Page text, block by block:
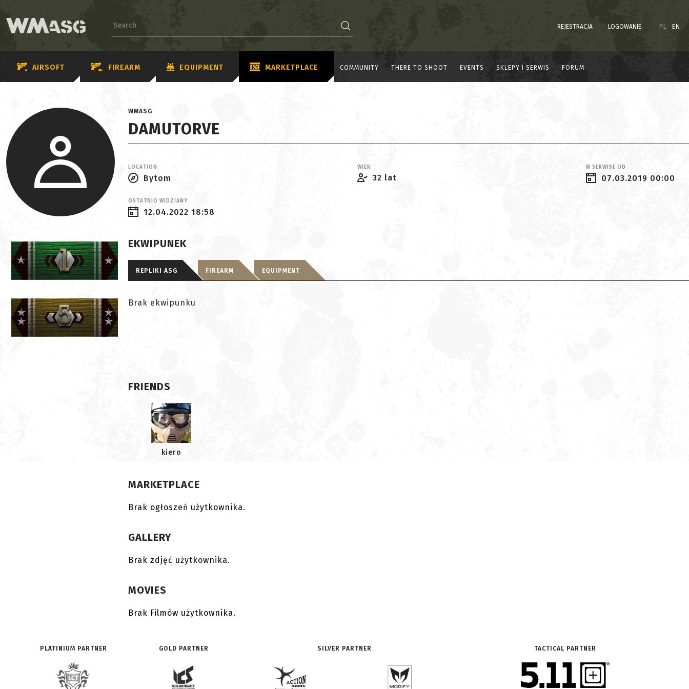
REJESTRACJA LOGOWANIE PL EN
AIRSOFT FIREARM EQUIPMENT MARKETPLACE COMMUNITY THERE TO SHOOT EVENTS SKLEPY I SERWIS FORUM
WMASG
DAMUTORVE
LOCATION
Bytom
WIEK
32 lat
W SERWISE OD
07.03.2019 00:00
OSTATNIO WIDZIANY
12.04.2022 18:58
EKWIPUNEK
REPLIKI ASG FIREARM EQUIPMENT
Brak ekwipunku
FRIENDS
kiero
MARKETPLACE
Brak ogłoszeń użytkownika.
GALLERY
Brak zdjęć użytkownika.
MOVIES
Brak Filmów użytkownika.
PLATINIUM PARTNER GOLD PARTNER SILVER PARTNER TACTICAL PARTNER